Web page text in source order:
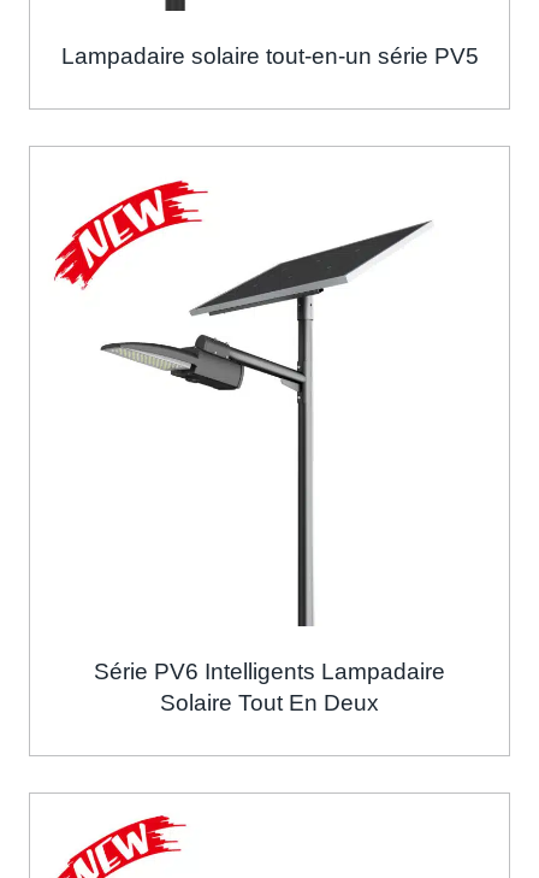
Lampadaire solaire tout-en-un série PV5
Série PV6 Intelligents Lampadaire
Solaire Tout En Deux